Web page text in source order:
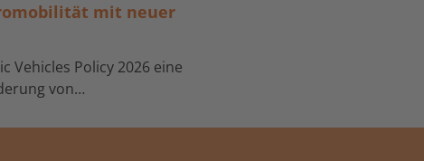
mit neuer
Vehicles Policy 2026 eine
von…